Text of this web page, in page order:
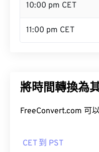
10:00 pm CET
11:00 pm CET
將時間轉換為
FreeConvert.com 可
CET 到 PST